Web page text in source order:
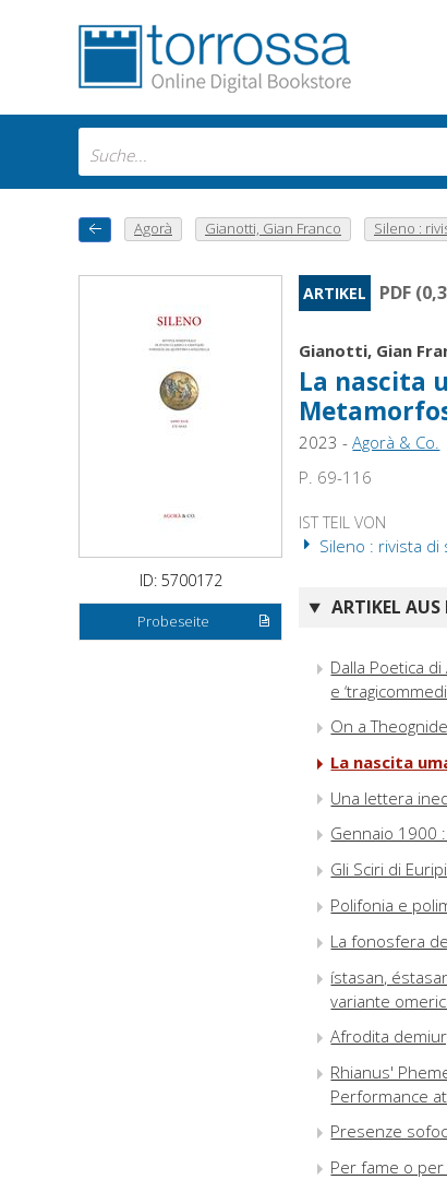
Agorà Gianotti, Gian Franco Sileno :
ID: 5700172
Probeseite
ARTIKEL PDF
Gianotti, Gian
La nascita
2023 -Agorà & Co.
P. 69-116
IST TEIL VON
Sileno : rivista di
ARTIKEL AUS
Dalla Poetica
e
On a
La nascita
Una lettera
Gennaio 1900
Gli Sciri di
Polifonia e
La fonosfera
ístasan,
variante
Afrodita
Rhianus'
Performance
Presenze
Per fame o per